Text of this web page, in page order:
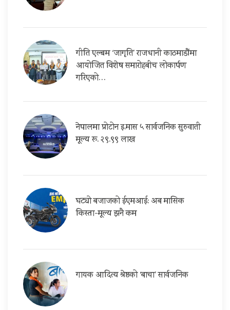
गीति एल्बम ‘जागृति’ राजधानी काठमाडौंमा
आयोजित विशेष समारोहबीच लोकार्पण
गरिएको…
नेपालमा प्रोटोन इ.मास ५ सार्वजनिक सुरुवाती
मूल्य रू. २९.९९ लाख
घट्यो बजाजको ईएमआई: अब मासिक
किस्ता-मूल्य झनै कम
गायक आदित्य श्रेष्ठको ‘बाचा’ सार्वजनिक